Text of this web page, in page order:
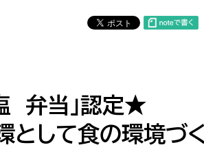
災・安全
祉・健康
職員課
市税総務課
市民税課
資産税課
弁当」認定★
として食の環境づ